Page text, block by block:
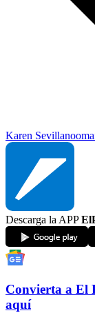
Karen Sevillano
Descarga la APP
Convierta a El
aquí